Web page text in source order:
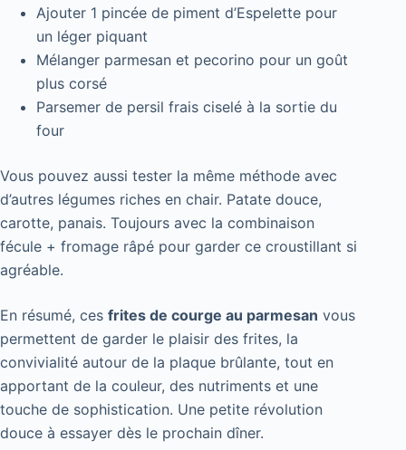
Ajouter 1 pincée de piment d’Espelette pour
un léger piquant
Mélanger parmesan et pecorino pour un goût
plus corsé
Parsemer de persil frais ciselé à la sortie du
four
Vous pouvez aussi tester la même méthode avec
d’autres légumes riches en chair. Patate douce,
carotte, panais. Toujours avec la combinaison
fécule + fromage râpé pour garder ce croustillant si
agréable.
En résumé, ces frites de courge au parmesan vous
permettent de garder le plaisir des frites, la
convivialité autour de la plaque brûlante, tout en
apportant de la couleur, des nutriments et une
touche de sophistication. Une petite révolution
douce à essayer dès le prochain dîner.